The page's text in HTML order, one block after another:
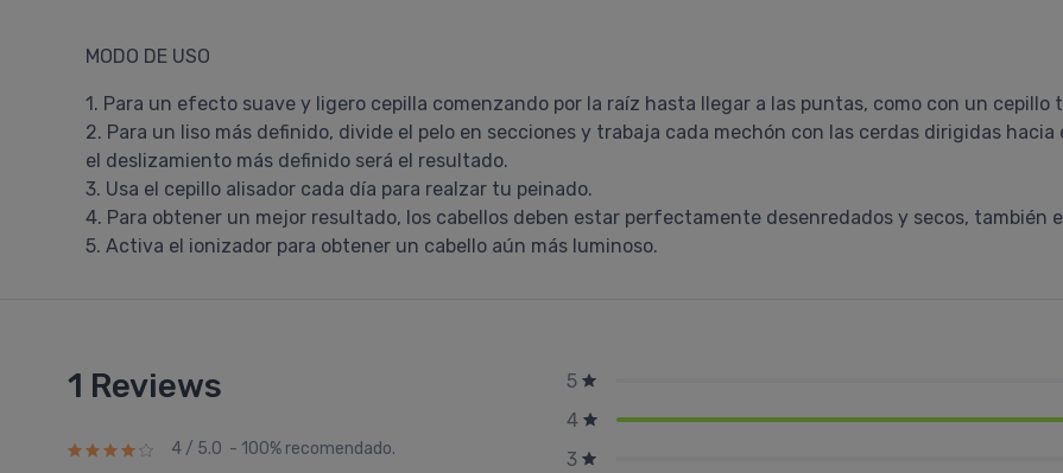
MODO DE USO
1. Para un efecto suave y ligero cepilla comenzando por la raíz hasta llegar a las puntas, como con un cepillo
2. Para un liso más definido, divide el pelo en secciones y trabaja cada mechón con las cerdas dirigidas
el deslizamiento más definido será el resultado.
3. Usa el cepillo alisador cada día para realzar tu peinado.
4. Para obtener un mejor resultado, los cabellos deben estar perfectamente desenredados y secos, también
5. Activa el ionizador para obtener un cabello aún más luminoso.
1 Reviews
4 / 5.0 - 100% recomendado.
5
4
3